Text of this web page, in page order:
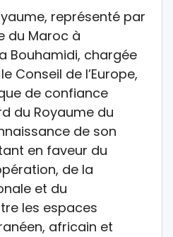
représenté par
du Maroc à
Bouhamidi, chargée
Conseil de l’Europe,
de confiance
du Royaume du
de son
en faveur du
de la
et du
les espaces
africain et